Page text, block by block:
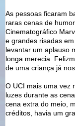
As pessoas ficaram
raras cenas de
Cinematográfico
e grandes risadas
levantar um aplauso
longa merecia.
de uma criança já
O UCI mais uma vez
luzes durante as
cena extra do meio,
créditos, havia um